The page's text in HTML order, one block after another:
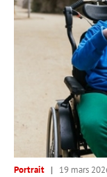
Portrait 19 mars